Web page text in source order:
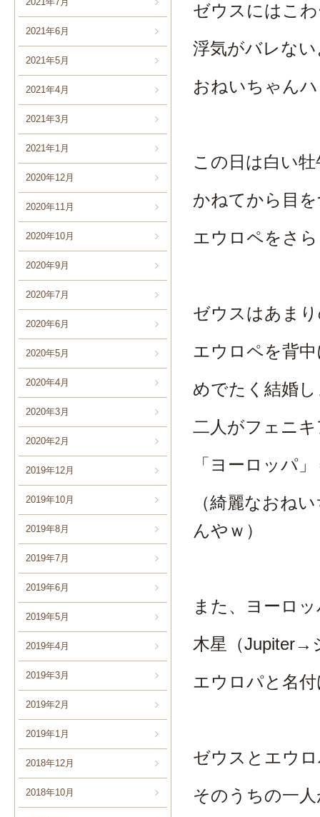
2021年6月
2021年5月
2021年4月
2021年3月
2021年1月
2020年12月
2020年11月
2020年10月
2020年9月
2020年7月
2020年6月
2020年5月
2020年4月
2020年3月
2020年2月
2019年12月
2019年10月
2019年8月
2019年7月
2019年6月
2019年5月
2019年4月
2019年3月
2019年2月
2019年1月
2018年12月
2018年10月
ゼウスにはこ
浮気がバレな
おねいちゃん
この日は白い
かねてから目
エウロペをさ
ゼウスはあま
エウロペを背
めでたく結婚
二人がフェニ
「ヨーロッパ
（綺麗なおね
んやｗ）
また、ヨーロ
木星（Jupiter→
エウロパと名
ゼウスとエウ
そのうちの一